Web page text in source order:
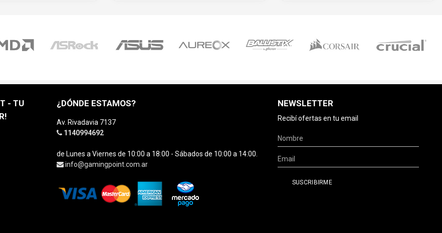
- TU
¿DÓNDE ESTAMOS?
Av. Rivadavia 7137
1140994692
de Lunes a Viernes de 10:00 a 18:00 - Sábados de 10:00 a 14:00.
info@gamingpoint.com.ar
NEWSLETTER
Recibí ofertas en tu email